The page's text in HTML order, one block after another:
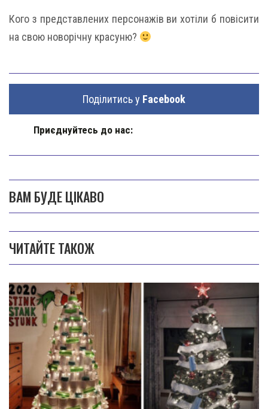
Кого з представлених персонажів ви хотіли б повісити
на свою новорічну красуню?
Поділитись у Facebook
Приєднуйтесь до нас:
ВАМ БУДЕ ЦІКАВО
ЧИТАЙТЕ ТАКОЖ